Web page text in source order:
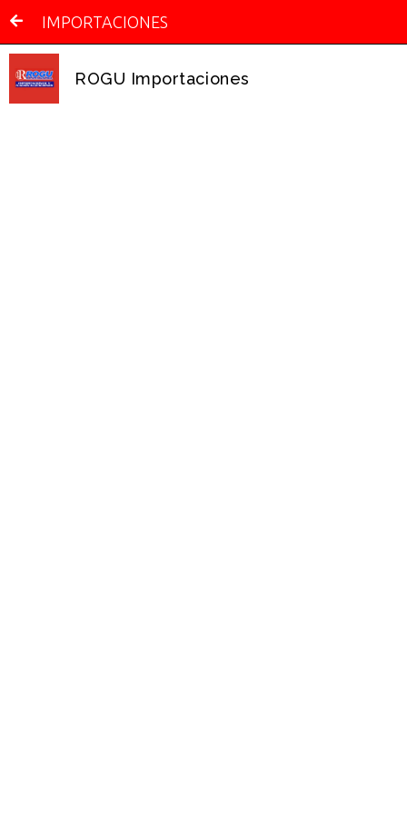
IMPORTACIONES
ROGU Importaciones